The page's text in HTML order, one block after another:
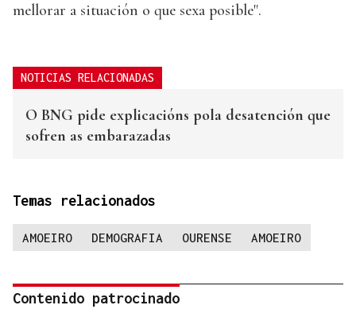
mellorar a situación o que sexa posible".
NOTICIAS RELACIONADAS
O BNG pide explicacións pola desatención que
sofren as embarazadas
Temas relacionados
AMOEIRO DEMOGRAFIA OURENSE AMOEIRO
Contenido patrocinado